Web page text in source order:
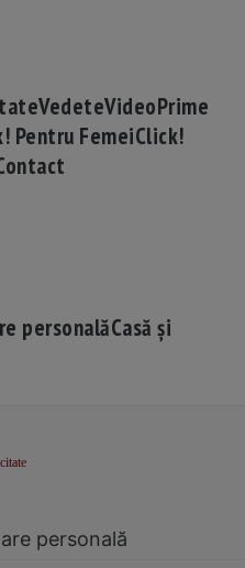
VedeteVideoPrime
Pentru FemeiClick!
personalăCasă și
personală